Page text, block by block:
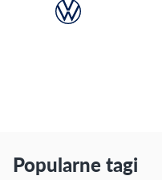
Popularne tagi